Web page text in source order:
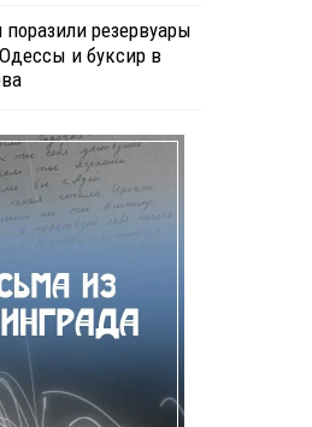
резервуары
и буксир в